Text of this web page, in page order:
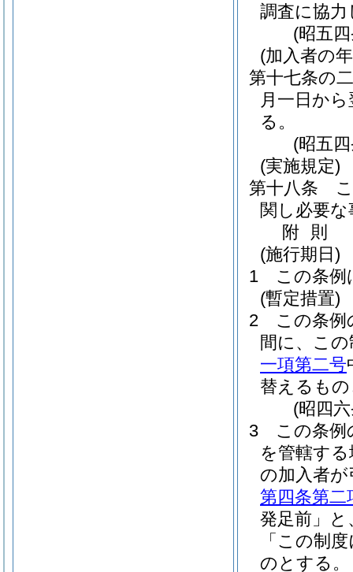
調査に協
(昭五
(加入者の
第十七条の二
月一日か
る。
(昭五
(実施規定)
第十八条
関し必要
附 則
(施行期日)
1
この条例
(暫定措置)
2
この条例
間に、こ
一項第二号
替えるも
(昭四
3
この条例
を管轄す
の加入者
第四条第二
発足前」と
「この制
のとする。